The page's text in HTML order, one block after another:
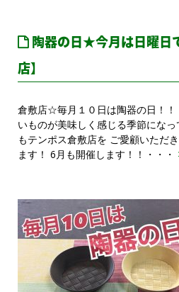
陶器の日★今月は日曜日
店】
倉敷店☆毎月１０日は陶器の日！！
いものが美味しく感じる季節にな
もテンポス倉敷店を ご愛顧いただ
ます！ 6月も開催します！！・・・